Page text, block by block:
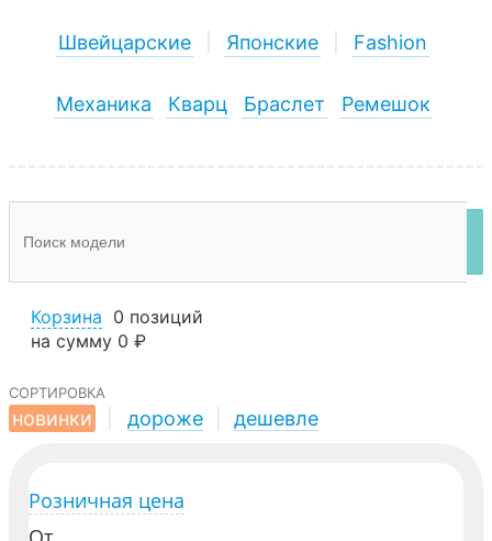
Швейцарские Японские Fashion
Механика Кварц Браслет Ремешок
Корзина 0 позиций
на сумму 0 ₽
сортировка
новинки
дороже дешевле
Розничная цена